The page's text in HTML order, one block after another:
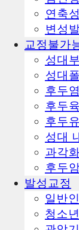
ㅤ연축
ㅤ변
교정불가
ㅤ성대
ㅤ성대
ㅤ후두염
ㅤ후두
ㅤ후두
ㅤ성대
ㅤ과각
ㅤ후두
발성교정
일반
청소